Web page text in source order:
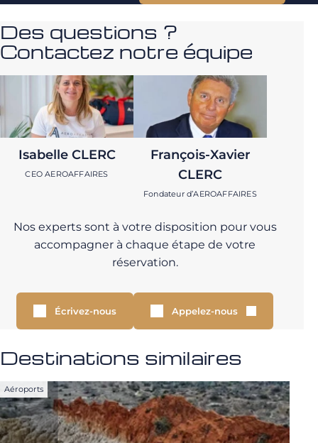
Des questions ?
Contactez notre équipe
Isabelle CLERC
CEO AEROAFFAIRES
François-Xavier
CLERC
Fondateur d’AEROAFFAIRES
Nos experts sont à votre disposition pour vous
accompagner à chaque étape de votre
réservation.
Écrivez-nous Appelez-nous
Destinations similaires
Aéroports